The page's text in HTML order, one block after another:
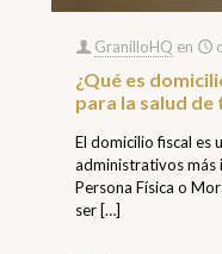
GranilloHQ en
¿Qué es
para la salud de
El domicilio fiscal es
administrativos más
Persona Física o
ser[…]